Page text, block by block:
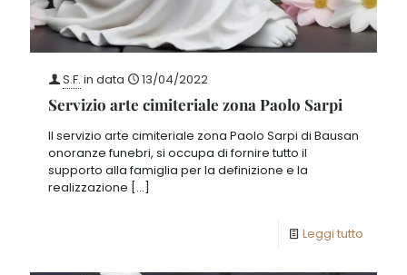
S.F. in data 13/04/2022
Servizio arte cimiteriale zona Paolo Sarpi
Il servizio arte cimiteriale zona Paolo Sarpi di Bausan
onoranze funebri, si occupa di fornire tutto il
supporto alla famiglia per la definizione e la
realizzazione […]
Leggi tutto